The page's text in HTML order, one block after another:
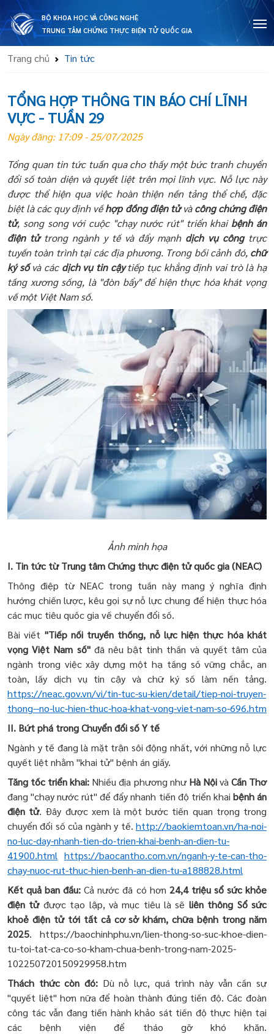
BỘ KHOA HỌC VÀ CÔNG NGHỆ
TRUNG TÂM CHỨNG THỰC ĐIỆN TỬ QUỐC GIA
Trang chủ Tin tức
TỔNG HỢP THÔNG TIN BÁO CHÍ LĨNH
VỰC - TUẦN 29
Ngày đăng: 17:09 - 25/07/2025
Tổng quan tin tức tuần qua cho thấy một bức tranh chuyển
đổi số toàn diện và quyết liệt trên mọi lĩnh vực. Nỗ lực này
được thể hiện qua việc hoàn thiện nền tảng thể chế, đặc
biệt là các quy định vềhợp đồng điện tửvàcông chứng điện
tử, song song với cuộc "chạy nước rút" triển khai bệnh án
điện tửtrong ngành y tế và đẩy mạnh dịch vụ côngtrực
tuyến toàn trình tại các địa phương. Trong bối cảnh đó, chữ
ký sốvà các dịch vụ tin cậytiếp tục khẳng định vai trò là hạ
tầng xương sống, là "đòn bẩy" để hiện thực hóa khát vọng
về một Việt Nam số.
Ảnh minh họa
I. Tin tức từ Trung tâm Chứng thực điện tử quốc gia (NEAC)
Thông điệp từ NEAC trong tuần này mang ý nghĩa định
hướng chiến lược, kêu gọi sự nỗ lực chung để hiện thực hóa
các mục tiêu quốc gia về chuyển đổi số.
Bài viết "Tiếp nối truyền thống, nỗ lực hiện thực hóa khát
vọng Việt Nam số"đã nêu bật tinh thần và quyết tâm của
ngành trong việc xây dựng một hạ tầng số vững chắc, an
toàn, lấy dịch vụ tin cậy và chữ ký số làm nền tảng.
https://neac.gov.vn/vi/tin-tuc-su-kien/detail/tiep-noi-truyen-
thong--no-luc-hien-thuc-hoa-khat-vong-viet-nam-so-696.htm
II. Bứt phá trong Chuyển đổi số Y tế
Ngành y tế đang là mặt trận sôi động nhất, với những nỗ lực
quyết liệt nhằm "khai tử" bệnh án giấy.
Tăng tốc triển khai: Nhiều địa phương như Hà Nộivà Cần Thơ
đang "chạy nước rút" để đẩy nhanh tiến độ triển khai bệnh án
điện tử. Đây được xem là một bước tiến quan trọng trong
chuyển đổi số của ngành y tế. http://baokiemtoan.vn/ha-noi-
no-luc-day-nhanh-tien-do-trien-khai-benh-an-dien-tu-
41900.html https://baocantho.com.vn/nganh-y-te-can-tho-
chay-nuoc-rut-thuc-hien-benh-an-dien-tu-a188828.html
Kết quả ban đầu: Cả nước đã có hơn 24,4 triệu sổ sức khỏe
điện tửđược tạo lập, và mục tiêu là sẽ liên thông Sổ sức
khoẻ điện tử tới tất cả cơ sở khám, chữa bệnh trong năm
2025. https://baochinhphu.vn/lien-thong-so-suc-khoe-dien-
tu-toi-tat-ca-co-so-kham-chua-benh-trong-nam-2025-
102250720150929958.htm
Thách thức còn đó: Dù nỗ lực, quá trình này vẫn cần sự
"quyết liệt" hơn nữa để hoàn thành đúng tiến độ. Các đoàn
công tác vẫn đang tiến hành khảo sát tiến độ thực hiện tại
các bệnh viện để tháo gỡ khó khăn.